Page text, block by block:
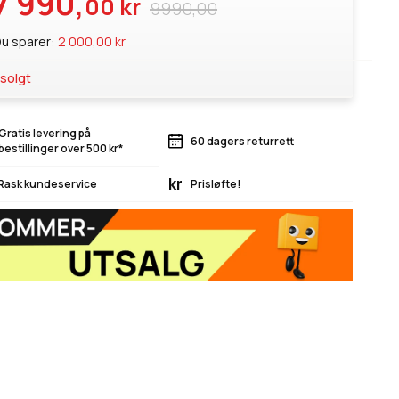
9990,00
00 kr
sparer: 2 000,00 kr
levering på
over 500 kr*
60 dagers returrett
kundeservice kr Prisløfte!